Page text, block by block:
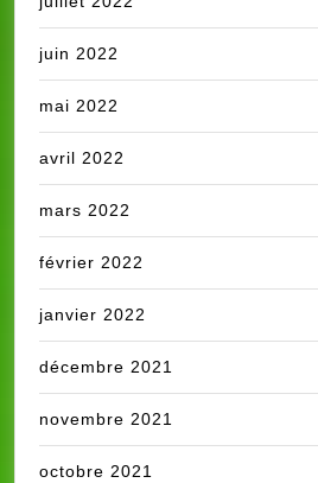
juin 2022
mai 2022
avril 2022
mars 2022
février 2022
janvier 2022
décembre 2021
novembre 2021
octobre 2021